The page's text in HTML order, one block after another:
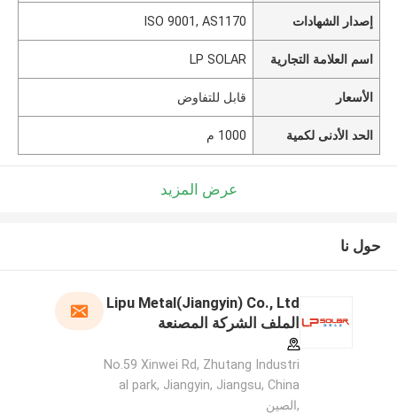
إصدار الشهادات ISO 9001, AS1170
اسم العلامة التجارية LP SOLAR
الأسعار قابل للتفاوض
الحد الأدنى لكمية 1000 م
عرض المزيد
حول نا
Lipu Metal(Jiangyin) Co., Ltd
الملف الشركة المصنعة
No.59 Xinwei Rd, Zhutang Industri
al park, Jiangyin, Jiangsu, China
,الصين